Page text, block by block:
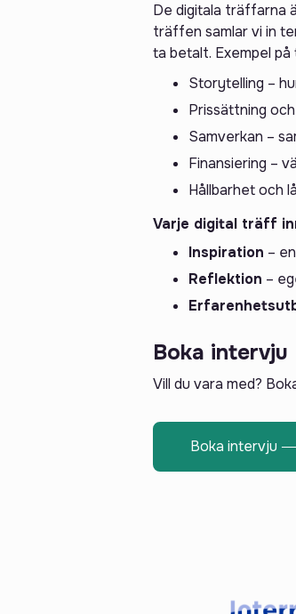
De digitala träffarna
träffen samlar vi in
ta betalt. Exempel på
Storytelling –
Prissättning
Samverkan –
Finansiering –
Hållbarhet och
Varje digital träff
Inspiration –
Reflektion –
Boka intervju
Vill du vara med?
Boka intervju